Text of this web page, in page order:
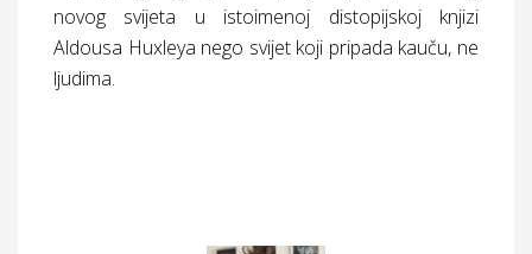
novog svijeta u istoimenoj distopijskoj knjizi
Aldousa Huxleya nego svijet koji pripada kauču, ne
ljudima.